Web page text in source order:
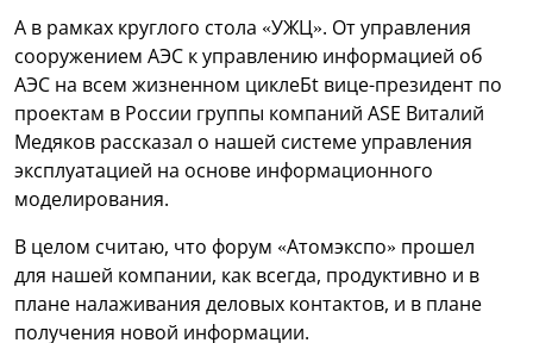
А в рамках круглого стола «УЖЦ». От управления
сооружением АЭС к управлению информацией об
АЭС на всем жизненном циклеБt вице-президент по
проектам в России группы компаний ASE Виталий
Медяков рассказал о нашей системе управления
эксплуатацией на основе информационного
моделирования.
В целом считаю, что форум «Атомэкспо» прошел
для нашей компании, как всегда, продуктивно и в
плане налаживания деловых контактов, и в плане
получения новой информации.